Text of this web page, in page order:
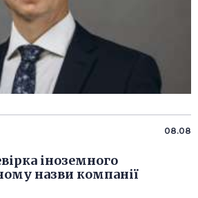
08.08
іноземного
назви компанії